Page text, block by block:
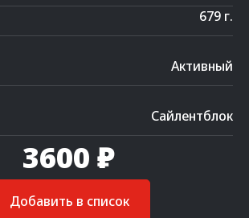
679 г.
Активный
Сайлентблок
3600 ₽
Добавить в список